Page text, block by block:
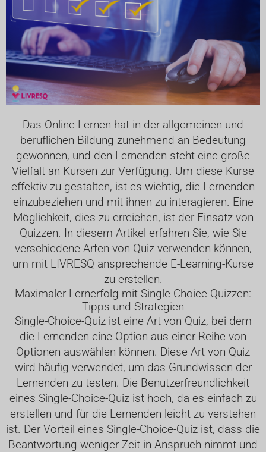
Das Online-Lernen hat in der allgemeinen und
beruflichen Bildung zunehmend an Bedeutung
gewonnen, und den Lernenden steht eine große
Vielfalt an Kursen zur Verfügung. Um diese Kurse
effektiv zu gestalten, ist es wichtig, die Lernenden
einzubeziehen und mit ihnen zu interagieren. Eine
Möglichkeit, dies zu erreichen, ist der Einsatz von
Quizzen. In diesem Artikel erfahren Sie, wie Sie
verschiedene Arten von Quiz verwenden können,
um mit LIVRESQ ansprechende E-Learning-Kurse
zu erstellen.
Maximaler Lernerfolg mit Single-Choice-Quizzen:
Tipps und Strategien
Single-Choice-Quiz ist eine Art von Quiz, bei dem
die Lernenden eine Option aus einer Reihe von
Optionen auswählen können. Diese Art von Quiz
wird häufig verwendet, um das Grundwissen der
Lernenden zu testen. Die Benutzerfreundlichkeit
eines Single-Choice-Quiz ist hoch, da es einfach zu
erstellen und für die Lernenden leicht zu verstehen
ist. Der Vorteil eines Single-Choice-Quiz ist, dass die
Beantwortung weniger Zeit in Anspruch nimmt und